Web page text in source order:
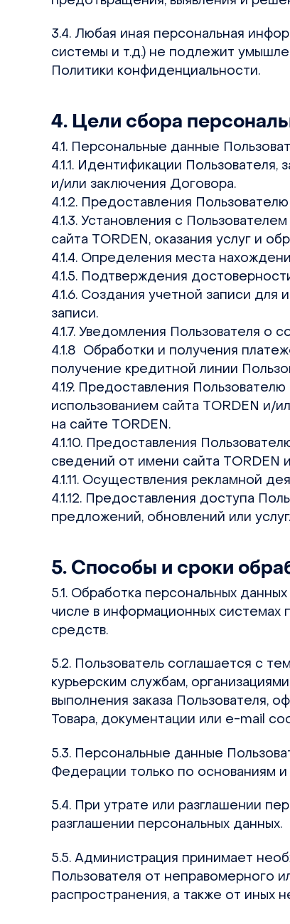
3.4. Любая иная персональная
системы и т.д.) не подлежит
Политики конфиденциальности.
4. Цели сбора
4.1. Персональные данные
4.1.1. Идентификации
и/или заключения Договора.
4.1.2. Предоставления
4.1.3. Установления с
сайта TORDEN, оказания услуг и
4.1.4. Определения места
4.1.5. Подтверждения
4.1.6. Создания учетной записи для
записи.
4.1.7. Уведомления Пользователя о
4.1.8 Обработки и получения
получение кредитной линии
4.1.9. Предоставления
использованием сайта TORDEN и/
на сайте TORDEN.
4.1.10. Предоставления
сведений от имени сайта TORDEN
4.1.11. Осуществления рекламной
4.1.12. Предоставления доступа
предложений, обновлений или услуг.
5. Способы и сроки
5.1. Обработка персональных
числе в информационных системах
средств.
5.2. Пользователь соглашается с
курьерским службам,
выполнения заказа Пользователя,
Товара, документации или e-mail
5.3. Персональные данные
Федерации только по основаниям
5.4. При утрате или разглашении
разглашении персональных данных.
5.5. Администрация принимает
Пользователя от неправомерного
распространения, а также от иных